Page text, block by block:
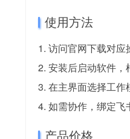
使用方法
1. 访问官网下载对应
2. 安装后启动软件，
3. 在主界面选择工作
4. 如需协作，绑定飞
产品价格